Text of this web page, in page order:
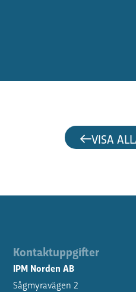
VISA
Kontaktuppgifter
IPM Norden AB
Sågmyravägen 2